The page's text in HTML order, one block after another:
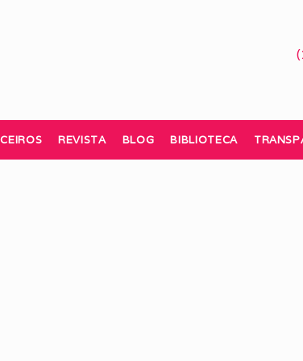
REVISTA BLOG BIBLIOTECA